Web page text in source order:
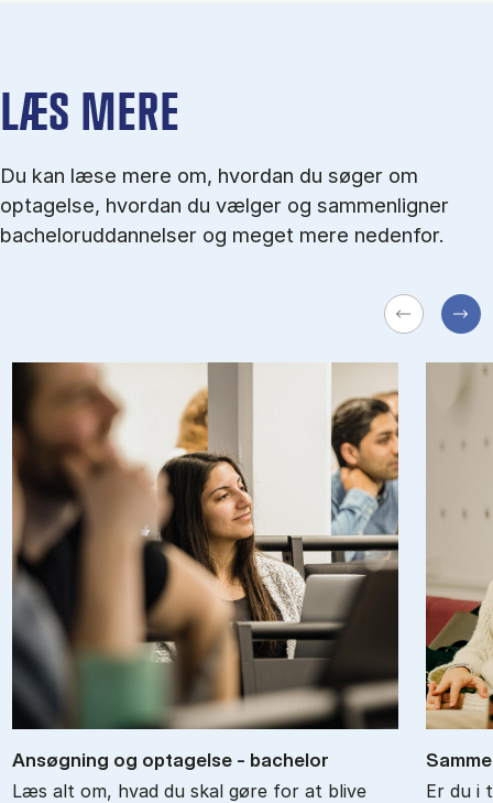
LÆS MERE
Du kan læse mere om, hvordan du søger om
optagelse, hvordan du vælger og sammenligner
bacheloruddannelser og meget mere nedenfor.
An­søg­ning og op­ta­gel­se - ba­chel­or
Læs alt om, hvad du skal gøre for at blive
Er du i